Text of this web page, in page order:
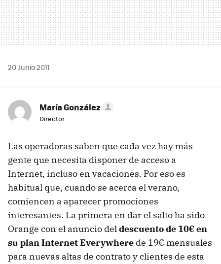
20 Junio 2011
María González
Director
Las operadoras saben que cada vez hay más
gente que necesita disponer de acceso a
Internet, incluso en vacaciones. Por eso es
habitual que, cuando se acerca el verano,
comiencen a aparecer promociones
interesantes. La primera en dar el salto ha sido
Orange con el anuncio deldescuento de 10€ en
su plan Internet Everywhere de 19€ mensuales
para nuevas altas de contrato y clientes de esta